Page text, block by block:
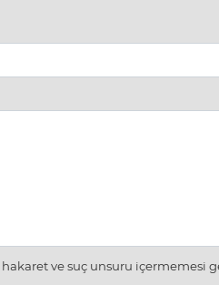
ve suç unsuru içermemesi